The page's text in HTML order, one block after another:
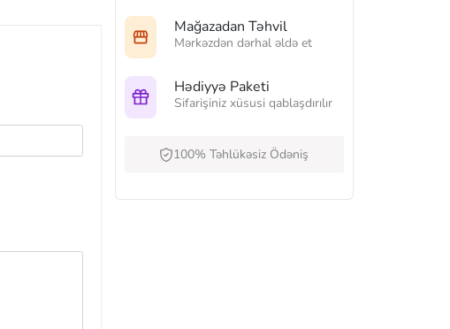
Mağazadan Təhvil
Mərkəzdən dərhal əldə et
Hədiyyə Paketi
Sifarişiniz xüsusi qablaşdırılır
100% Təhlükəsiz Ödəniş